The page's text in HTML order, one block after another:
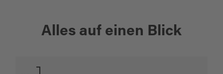
Alles auf einen Blick